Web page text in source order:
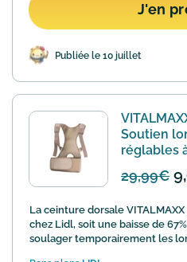
J'en
Publiée le 10 juillet
Soutien
réglables
29,99€
La ceinture dorsale
chez Lidl, soit une baisse de
soulager temporairement les